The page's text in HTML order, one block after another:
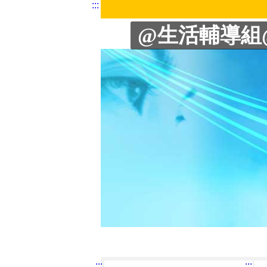
生輔組 | 遺失物專區
:::
@生活輔導組